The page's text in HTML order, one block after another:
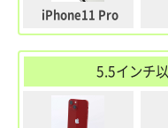
iPhone11 Pro
5.5インチ